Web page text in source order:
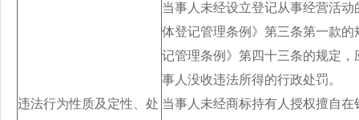
违法行为性质及定性、处
当事人未经设立登记从事经营活
体登记管理条例》第三条第一款
记管理条例》第四十三条的规定
事人没收违法所得的行政处罚。
当事人未经商标持有人授权擅自